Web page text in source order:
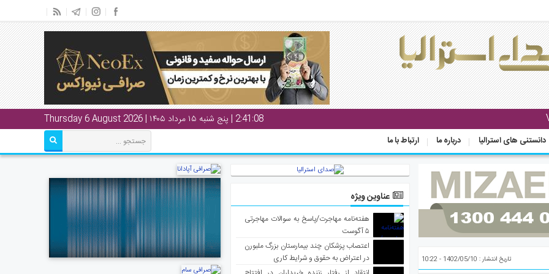
2:41:08 | پنج شنبه ۱۵ مرداد ۱۴۰۵ | Thursday 6 August 2026
دانستنی های استرالیا درباره ما ارتباط با ما
تاریخ انتشار : 1402/05/10 - 10:22
عناوین ویژه
هفته‌نامه مهاجرت/پاسخ به سوالات مهاجرتی
۵ آگوست
اعتصاب پزشکان چند بیمارستان بزرگ ملبورن
در اعتراض به حقوق و شرایط کاری